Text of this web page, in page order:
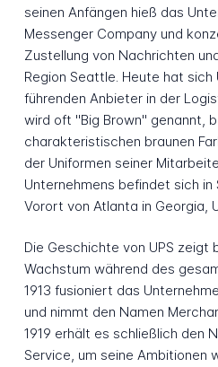
seinen Anfängen hieß das
Messenger Company und
Zustellung von Nachrichten
Region Seattle. Heute hat sich
führenden Anbieter in der
wird oft "Big Brown" genannt,
charakteristischen braunen
der Uniformen seiner
Unternehmens befindet sich in
Vorort von Atlanta in Georgia,
Die Geschichte von UPS zeigt
Wachstum während des
1913 fusioniert das
und nimmt den Namen
1919 erhält es schließlich den
Service, um seine Ambitionen